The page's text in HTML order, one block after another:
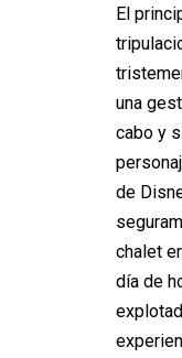
El
una
cabo y
de
chalet
día de